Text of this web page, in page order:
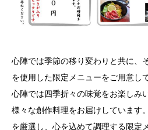
心陣では季節の移り変わりと共に、
を使用した限定メニューをご用意し
心陣では四季折々の味覚をお楽しみ
様々な創作料理をお届けしています
を厳選し、心を込めて調理する限定